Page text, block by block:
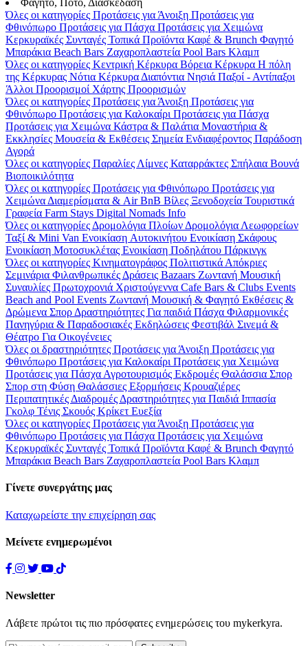
Φαγητό, Ποτό, Διασκέδαση
Όλες οι κατηγορίες Προτάσεις για Άνοιξη Προτάσεις για
Φθινόπωρο Προτάσεις για Πάσχα Προτάσεις για Χειμώνα
Κερκυραϊκές Συνταγές Τοπικά Προϊόντα Καφέ & Brunch Φαγητό
Μπαράκια Beach Bars Ζαχαροπλαστεία Pool Bars Κλαμπ
Όλες οι κατηγορίες Κεντρική Κέρκυρα Βόρεια Κέρκυρα Η πόλη
της Κέρκυρας Νότια Κέρκυρα Διαπόντια Νησιά Παξοί - Αντίπαξοι
Άλλοι Προορισμοί Χάρτης Προορισμών
Όλες οι κατηγορίες Προτάσεις για Άνοιξη Προτάσεις για
Φθινόπωρο Προτάσεις για Καλοκαίρι Προτάσεις για Πάσχα
Προτάσεις για Χειμώνα Κάστρα & Παλάτια Μοναστήρια &
Εκκλησίες Μουσεία & Εκθέσεις Σημεία Ενδιαφέροντος Παράδοση
Αγορά
Όλες οι κατηγορίες Παραλίες Λίμνες Καταρράκτες Σπήλαια Βουνά
Βιοποικιλότητα
Όλες οι κατηγορίες Προτάσεις για Φθινόπωρο Προτάσεις για
Χειμώνα Διαμερίσματα & Air BnB Βίλες Ξενοδοχεία Τουριστικά
Γραφεία Farm Stays Digital Nomads Info
Όλες οι κατηγορίες Δρομολόγια Πλοίων Δρομολόγια Λεωφορείων
Ταξί & Μini Van Ενοικίαση Aυτοκινήτου Ενοικίαση Σκάφους
Ενοικίαση Μοτοσυκλέτας Ενοικίαση Ποδηλάτου Πάρκινγκ
Όλες οι κατηγορίες Κινηματογράφος Πολιτιστικά Απόκριες
Σεμινάρια Φιλανθρωπικές Δράσεις Bazaars Ζωντανή Μουσική
Συναυλίες Πρωτοχρονιά Χριστούγεννα Cafe Bars & Clubs Events
Beach and Pool Events Ζωντανή Μουσική & Φαγητό Εκθέσεις &
Δρώμενα Σπορ Δραστηριότητες Για παιδιά Πάσχα Φιλαρμονικές
Πανηγύρια & Παραδοσιακές Εκδηλώσεις Φεστιβάλ Σινεμά &
Θέατρο Για Οικογένειες
Όλες οι δραστηριότητες Προτάσεις για Άνοιξη Προτάσεις για
Φθινόπωρο Προτάσεις για Καλοκαίρι Προτάσεις για Χειμώνα
Προτάσεις για Πάσχα Αγροτουρισμός Εκδρομές Θαλάσσια Σπορ
Σπορ στη Φύση Θαλάσσιες Εξορμήσεις Κρουαζιέρες
Περιπατητικές Διαδρομές Δραστηριότητες για Παιδιά Ιππασία
Γκολφ Τένις Σκουός Κρίκετ Ευεξία
Όλες οι κατηγορίες Προτάσεις για Άνοιξη Προτάσεις για
Φθινόπωρο Προτάσεις για Πάσχα Προτάσεις για Χειμώνα
Κερκυραϊκές Συνταγές Τοπικά Προϊόντα Καφέ & Brunch Φαγητό
Μπαράκια Beach Bars Ζαχαροπλαστεία Pool Bars Κλαμπ
Γίνετε συνεργάτης μας
Καταχωρείστε την επιχείρηση σας
Μείνετε ενημερωμένοι
Newsletter
Λάβετε πρώτοι τις πιο πρόσφατες ενημερώσεις του mykerkyra.